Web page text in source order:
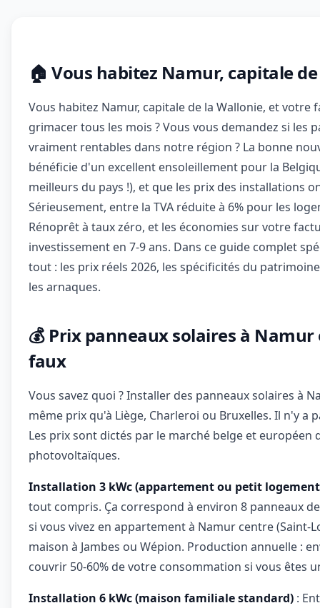
🏠 Vous habitez Namur, capitale
Vous habitez Namur, capitale de la Wallonie, et
grimacer tous les mois ? Vous vous demandez si les
vraiment rentables dans notre région ? La bonne
bénéficie d'un excellent ensoleillement pour la
meilleurs du pays !), et que les prix des installations
Sérieusement, entre la TVA réduite à 6% pour les
Rénoprêt à taux zéro, et les économies sur votre
investissement en 7-9 ans. Dans ce guide complet
tout : les prix réels 2026, les spécificités du
les arnaques.
💰 Prix panneaux solaires à Namur
faux
Vous savez quoi ? Installer des panneaux solaires à
même prix qu'à Liège, Charleroi ou Bruxelles. Il n'y a
Les prix sont dictés par le marché belge et européen
photovoltaïques.
Installation 3 kWc (appartement ou petit
tout compris. Ça correspond à environ 8 panneaux
si vous vivez en appartement à Namur centre (Saint-
maison à Jambes ou Wépion. Production annuelle :
couvrir 50-60% de votre consommation si vous êtes
Installation 6 kWc (maison familiale standard) :